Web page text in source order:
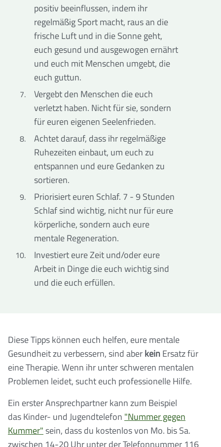
positiv beeinflussen, indem ihr
regelmäßig Sport macht, raus an die
frische Luft und in die Sonne geht,
euch gesund und ausgewogen ernährt
und euch mit Menschen umgebt, die
euch guttun.
Vergebt den Menschen die euch
verletzt haben. Nicht für sie, sondern
für euren eigenen Seelenfrieden.
Achtet darauf, dass ihr regelmäßige
Ruhezeiten einbaut, um euch zu
entspannen und eure Gedanken zu
sortieren.
Priorisiert euren Schlaf. 7 - 9 Stunden
Schlaf sind wichtig, nicht nur für eure
körperliche, sondern auch eure
mentale Regeneration.
Investiert eure Zeit und/oder eure
Arbeit in Dinge die euch wichtig sind
und die euch erfüllen.
Diese Tipps können euch helfen, eure mentale
Gesundheit zu verbessern, sind aberkeinErsatz für
eine Therapie. Wenn ihr unter schweren mentalen
Problemen leidet, sucht euch professionelle Hilfe.
Ein erster Ansprechpartner kann zum Beispiel
das Kinder- und Jugendtelefon "Nummer gegen
Kummer"sein, dass du kostenlos von Mo. bis Sa.